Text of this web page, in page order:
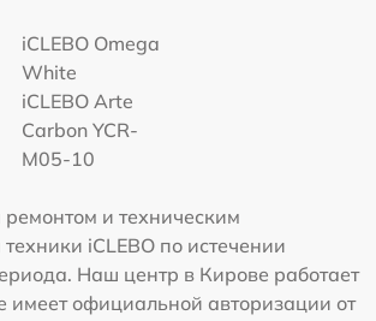
iCLEBO Omega
White
iCLEBO Arte
Carbon YCR-
M05-10
и техническим
iCLEBO по истечении
Наш центр в Кирове работает
имеет официальной авторизации от